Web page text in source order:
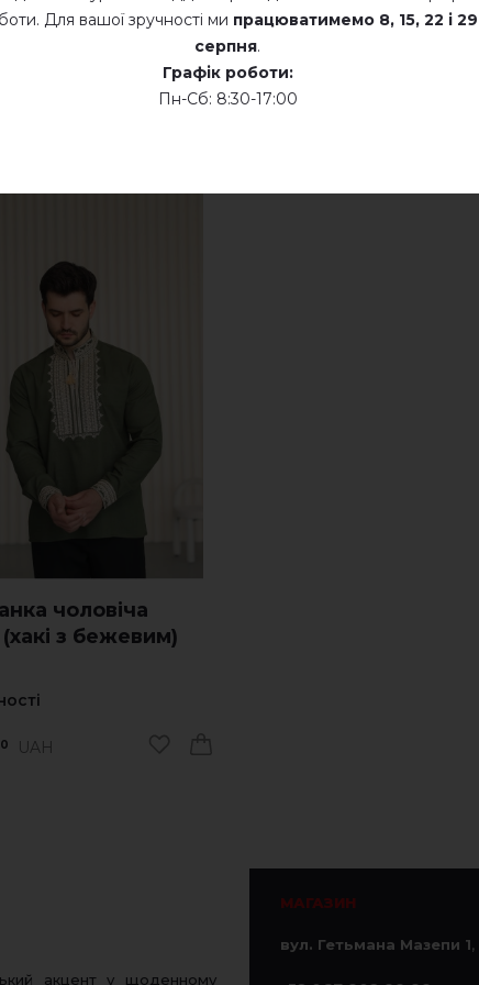
чоловіча
(хакі з бежевим)
UAH
акцент у щоденному
МАГАЗИН
вул. Гетьмана Мазепи 1,
Для вашої зручності ми працюватимемо 8, 15, 22 і 29
серпня.
Графік роботи:
Пн-Сб: 8:30-17:00